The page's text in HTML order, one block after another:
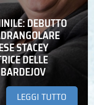
DEBUTTO
STACEY
DELLE
LEGGI TUTTO